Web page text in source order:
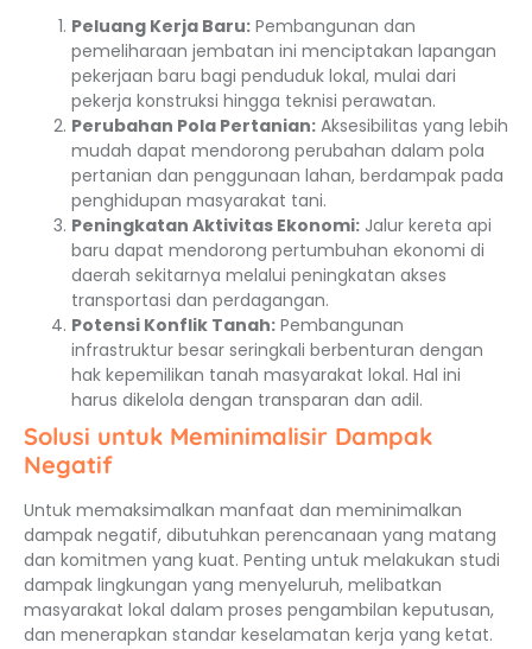
Peluang Kerja Baru: Pembangunan dan
pemeliharaan jembatan ini menciptakan lapangan
pekerjaan baru bagi penduduk lokal, mulai dari
pekerja konstruksi hingga teknisi perawatan.
Perubahan Pola Pertanian: Aksesibilitas yang lebih
mudah dapat mendorong perubahan dalam pola
pertanian dan penggunaan lahan, berdampak pada
penghidupan masyarakat tani.
Peningkatan Aktivitas Ekonomi: Jalur kereta api
baru dapat mendorong pertumbuhan ekonomi di
daerah sekitarnya melalui peningkatan akses
transportasi dan perdagangan.
Potensi Konflik Tanah: Pembangunan
infrastruktur besar seringkali berbenturan dengan
hak kepemilikan tanah masyarakat lokal. Hal ini
harus dikelola dengan transparan dan adil.
Solusi untuk Meminimalisir Dampak
Negatif
Untuk memaksimalkan manfaat dan meminimalkan
dampak negatif, dibutuhkan perencanaan yang matang
dan komitmen yang kuat. Penting untuk melakukan studi
dampak lingkungan yang menyeluruh, melibatkan
masyarakat lokal dalam proses pengambilan keputusan,
dan menerapkan standar keselamatan kerja yang ketat.